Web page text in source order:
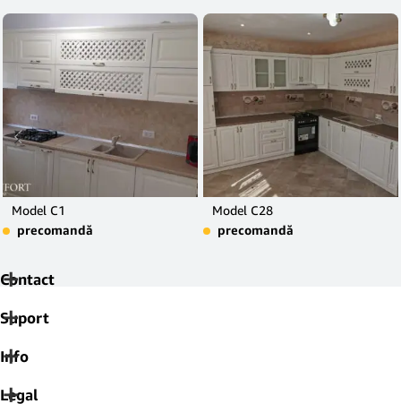
Model C1
precomandă
Model C28
precomandă
Contact
Suport
Info
Legal